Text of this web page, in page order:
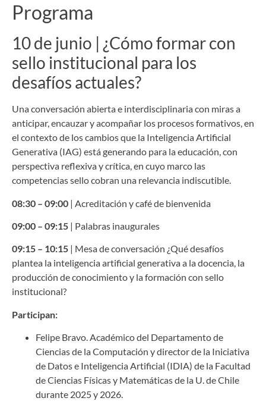
Programa
10 de junio | ¿Cómo formar con
sello institucional para los
desafíos actuales?
Una conversación abierta e interdisciplinaria con miras a
anticipar, encauzar y acompañar los procesos formativos, en
el contexto de los cambios que la Inteligencia Artificial
Generativa (IAG) está generando para la educación, con
perspectiva reflexiva y crítica, en cuyo marco las
competencias sello cobran una relevancia indiscutible.
08:30 – 09:00 | Acreditación y café de bienvenida
09:00 – 09:15 | Palabras inaugurales
09:15 – 10:15 | Mesa de conversación ¿Qué desafíos
plantea la inteligencia artificial generativa a la docencia, la
producción de conocimiento y la formación con sello
institucional?
Participan:
Felipe Bravo. Académico del Departamento de
Ciencias de la Computación y director de la Iniciativa
de Datos e Inteligencia Artificial (IDIA) de la Facultad
de Ciencias Físicas y Matemáticas de la U. de Chile
durante 2025 y 2026.